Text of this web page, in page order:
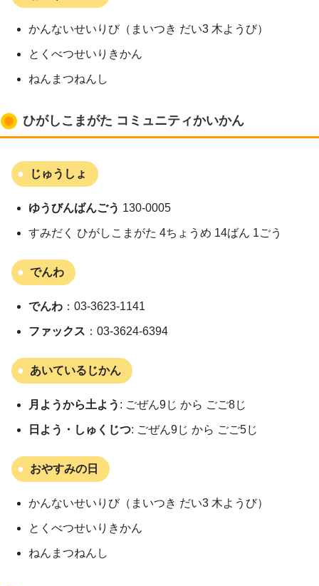
かんないせいりび（まいつき だい3 木ようび）
とくべつせいりきかん
ねんまつねんし
ひがしこまがた コミュニティかいかん
じゅうしょ
ゆうびんばんごう 130-0005
すみだく ひがしこまがた 4ちょうめ 14ばん 1ごう
でんわ
でんわ ：03-3623-1141
ファックス ：03-3624-6394
あいているじかん
月ようから土よう : ごぜん9じ から ごご8じ
日よう・しゅくじつ: ごぜん9じ から ごご5じ
おやすみの日
かんないせいりび（まいつき だい3 木ようび）
とくべつせいりきかん
ねんまつねんし